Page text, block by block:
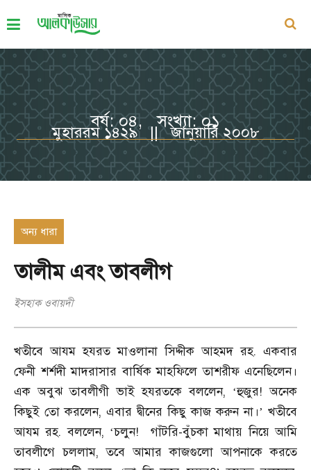
বর্ষ: ০৪, সংখ্যা: ০১
মুহাররম ১৪২৯ || জানুয়ারি ২০০৮
অন্য ধারা
তালীম এবং তাবলীগ
ইসহাক ওবায়দী
খতীবে আযম হযরত মাওলানা সিদ্দীক আহমদ রহ. একবার
ফেনী শর্শদী মাদরাসার বার্ষিক মাহফিলে তাশরীফ এনেছিলেন।
এক অবুঝ তাবলীগী ভাই হযরতকে বললেন,
‘হুজুর! অনেক
কিছুই তো করলেন, এবার দ্বীনের কিছু কাজ করুন না।’ খতীবে
আযম রহ. বললেন, ‘চলুন! গাঁটরি-বুঁচকা মাথায় নিয়ে আমি
তাবলীগে চললাম, তবে আমার কাজগুলো আপনাকে করতে